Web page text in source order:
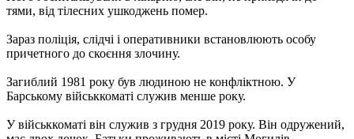
тями, від тілесних ушкоджень помер.
Зараз поліція, слідчі і оперативники встановлюють особу
причетного до скоєння злочину.
Загиблий 1981 року був людиною не конфліктною. У
Барському військкоматі служив менше року.
У військкоматі він служив з грудня 2019 року. Він одружений,